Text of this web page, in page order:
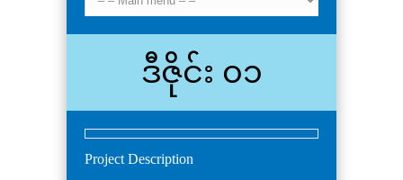
ဒီဇိုင်း ၀၁
Project Description